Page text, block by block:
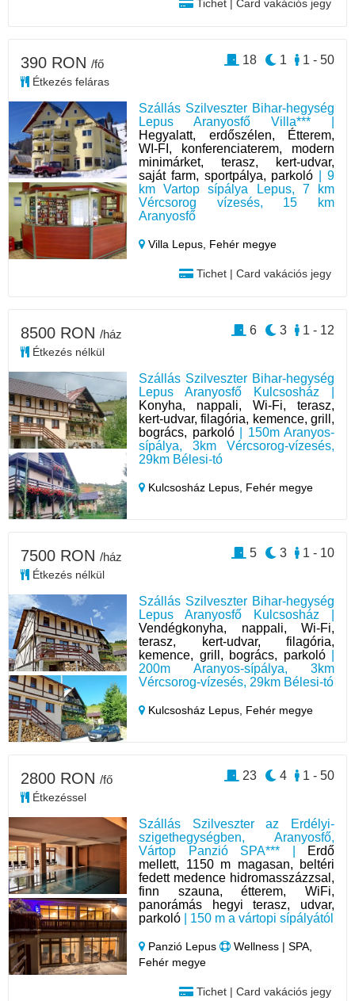
Tichet | Card vakációs jegy
Szállás Szilveszter Bihar-hegység
Lepus Aranyosfő Villa*** |
Hegyalatt, erdőszélen, Étterem,
WI-FI, konferenciaterem, modern
minimárket, terasz, kert-udvar,
saját farm, sportpálya, parkoló | 9
km Vartop sípálya Lepus, 7 km
Vércsorog vízesés, 15 km
Aranyosfő
Villa Lepus, Fehér megye
Tichet | Card vakációs jegy
390 RON /fő
Étkezés feláras
1 - 50
1
18
Szállás Szilveszter Bihar-hegység
Lepus Aranyosfő Kulcsosház |
Konyha, nappali, Wi-Fi, terasz,
kert-udvar, filagória, kemence, grill,
bogrács, parkoló| 150m Aranyos-
sípálya, 3km Vércsorog-vízesés,
29km Bélesi-tó
Kulcsosház Lepus, Fehér megye
8500 RON /ház
Étkezés nélkül
1 - 12
3
6
Szállás Szilveszter Bihar-hegység
Lepus Aranyosfő Kulcsosház |
Vendégkonyha, nappali, Wi-Fi,
terasz, kert-udvar, filagória,
kemence, grill, bogrács, parkoló|
200m Aranyos-sípálya, 3km
Vércsorog-vízesés, 29km Bélesi-tó
Kulcsosház Lepus, Fehér megye
7500 RON /ház
Étkezés nélkül
1 - 10
3
5
Szállás Szilveszter az Erdélyi-
szigethegységben, Aranyosfő,
Vártop Panzió SPA*** |
Erdő
mellett, 1150 m magasan, beltéri
fedett medence hidromasszázzsal,
finn szauna, étterem, WiFi,
panorámás hegyi terasz, udvar,
parkoló | 150 m a vártopi sípályától
Panzió Lepus
Wellness | SPA,
Fehér megye
Tichet | Card vakációs jegy
2800 RON /fő
Étkezéssel
1 - 50
4
23